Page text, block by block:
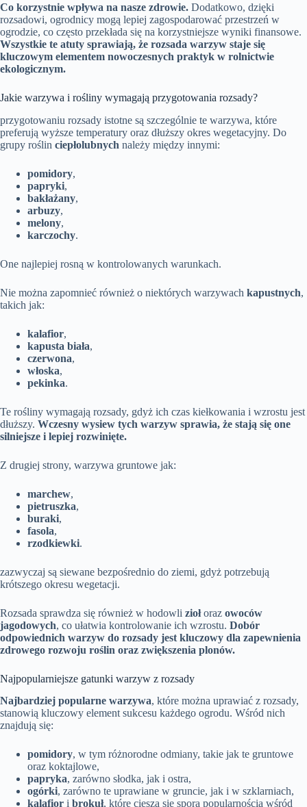
Co korzystnie wpływa na nasze zdrowie. Dodatkowo, dzięki
rozsadowi, ogrodnicy mogą lepiej zagospodarować przestrzeń w
ogrodzie, co często przekłada się na korzystniejsze wyniki finansowe.
Wszystkie te atuty sprawiają, że rozsada warzyw staje się
kluczowym elementem nowoczesnych praktyk w rolnictwie
ekologicznym.
Jakie warzywa i rośliny wymagają przygotowania rozsady?
przygotowaniu rozsady istotne są szczególnie te warzywa, które
preferują wyższe temperatury oraz dłuższy okres wegetacyjny. Do
grupy roślin ciepłolubnych należy między innymi:
pomidory,
papryki,
bakłażany,
arbuzy,
melony,
karczochy.
One najlepiej rosną w kontrolowanych warunkach.
Nie można zapomnieć również o niektórych warzywach kapustnych,
takich jak:
kalafior,
kapusta biała,
czerwona,
włoska,
pekinka.
Te rośliny wymagają rozsady, gdyż ich czas kiełkowania i wzrostu jest
dłuższy. Wczesny wysiew tych warzyw sprawia, że stają się one
silniejsze i lepiej rozwinięte.
Z drugiej strony, warzywa gruntowe jak:
marchew,
pietruszka,
buraki,
fasola,
rzodkiewki.
zazwyczaj są siewane bezpośrednio do ziemi, gdyż potrzebują
krótszego okresu wegetacji.
Rozsada sprawdza się również w hodowli ziołoraz owoców
jagodowych, co ułatwia kontrolowanie ich wzrostu. Dobór
odpowiednich warzyw do rozsady jest kluczowy dla zapewnienia
zdrowego rozwoju roślin oraz zwiększenia plonów.
Najpopularniejsze gatunki warzyw z rozsady
Najbardziej popularne warzywa, które można uprawiać z rozsady,
stanowią kluczowy element sukcesu każdego ogrodu. Wśród nich
znajdują się:
pomidory, w tym różnorodne odmiany, takie jak te gruntowe
oraz koktajlowe,
papryka, zarówno słodka, jak i ostra,
ogórki, zarówno te uprawiane w gruncie, jak i w szklarniach,
kalafior i brokuł, które cieszą się sporą popularnością wśród